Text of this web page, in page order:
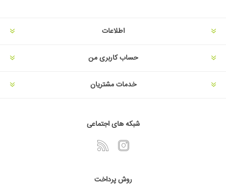
اطلاعات
حساب کاربری من
خدمات مشتریان
شبکه های اجتماعی
روش پرداخت